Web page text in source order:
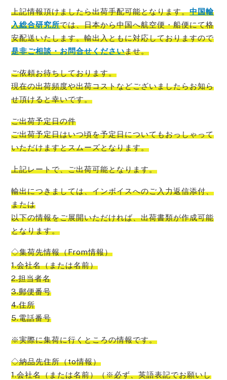
上記情報頂けましたら出荷手配可能となります。中国輸
入総合研究所では、日本から中国へ航空便・船便にて格
安配送いたします。輸出入ともに対応しておりますので
是非ご相談・お問合せくださいませ。
ご依頼お待ちしております。
現在の出荷頻度や出荷コストなどございましたらお知ら
せ頂けると幸いです。
ご出荷予定日の件
ご出荷予定日はいつ頃を予定日についてもおっしゃって
いただけますとスムーズとなります。
上記レートで、ご出荷可能となります。
輸出につきましては、インボイスへのご入力返信添付、
または
以下の情報をご展開いただければ、出荷書類が作成可能
となります。
◇集荷先情報（From情報）
1.会社名（または名前）
2.担当者名
3.郵便番号
4.住所
5.電話番号
※実際に集荷に行くところの情報です。
◇納品先住所（to情報）
1.会社名（または名前）（※必ず、英語表記でお願いし